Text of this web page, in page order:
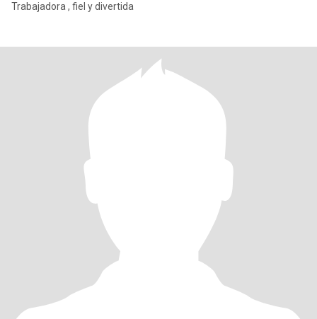
Trabajadora , fiel y divertida